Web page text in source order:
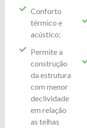
Conforto
térmico e
acústico;
Permite a
construção
da estrutura
com menor
declividade
em relação
as telhas